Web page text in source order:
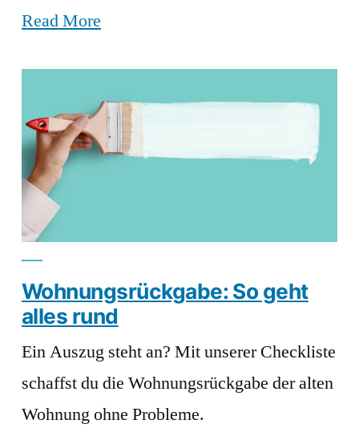
Read More
Wohnungsrückgabe: So geht
alles rund
Ein Auszug steht an? Mit unserer Checkliste
schaffst du die Wohnungsrückgabe der alten
Wohnung ohne Probleme.